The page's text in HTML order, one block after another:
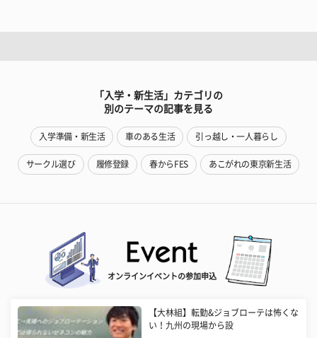
「入学・新生活」カテゴリの
別のテーマの記事を見る
入学準備・新生活 車のある生活 引っ越し・一人暮らし
サークル選び 履修登録 春からFES あこがれの東京新生活
オンラインイベントの参加申込
【大林組】転勤&ジョブローテは怖くな
い！九州の現場から設